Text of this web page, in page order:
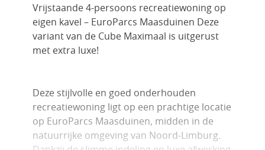
Vrijstaande 4-persoons recreatiewoning op
eigen kavel – EuroParcs Maasduinen Deze
variant van de Cube Maximaal is uitgerust
met extra luxe!
Deze stijlvolle en goed onderhouden
recreatiewoning ligt op een prachtige locatie
op EuroParcs Maasduinen, midden in de
natuurrijke omgeving van Noord-Limburg.